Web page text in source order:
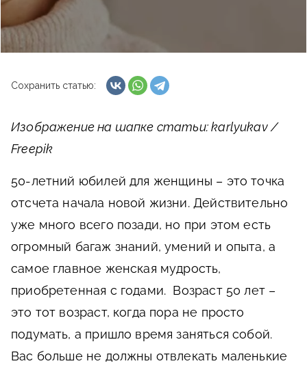
Сохранить статью:
Изображение на шапке статьи: karlyukav /
Freepik
50-летний юбилей для женщины – это точка
отсчета начала новой жизни. Действительно
уже много всего позади, но при этом есть
огромный багаж знаний, умений и опыта, а
самое главное женская мудрость,
приобретенная с годами. Возраст 50 лет –
это тот возраст, когда пора не просто
подумать, а пришло время заняться собой.
Вас больше не должны отвлекать маленькие